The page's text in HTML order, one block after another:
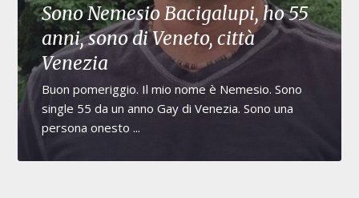
Sono Nemesio Bacigalupi, ho 55
anni, sono di Veneto, città
Venezia
Buon pomeriggio. Il mio nome è Nemesio. Sono
single 55 da un anno Gay di Venezia. Sono una
persona onesto ...